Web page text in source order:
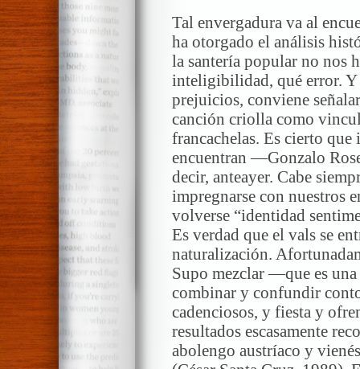
Tal envergadura va al
ha otorgado el análisis
la santería popular no nos
inteligibilidad, qué error. Y
prejuicios, conviene
canción criolla como
francachelas. Es cierto
encuentran —Gonzalo
decir, anteayer. Cabe
impregnarse con nuestros
volverse “identidad
Es verdad que el vals se
naturalización.
Supo mezclar —que es
combinar y confundir
cadenciosos, y fiesta y
resultados escasamente
abolengo austríaco y